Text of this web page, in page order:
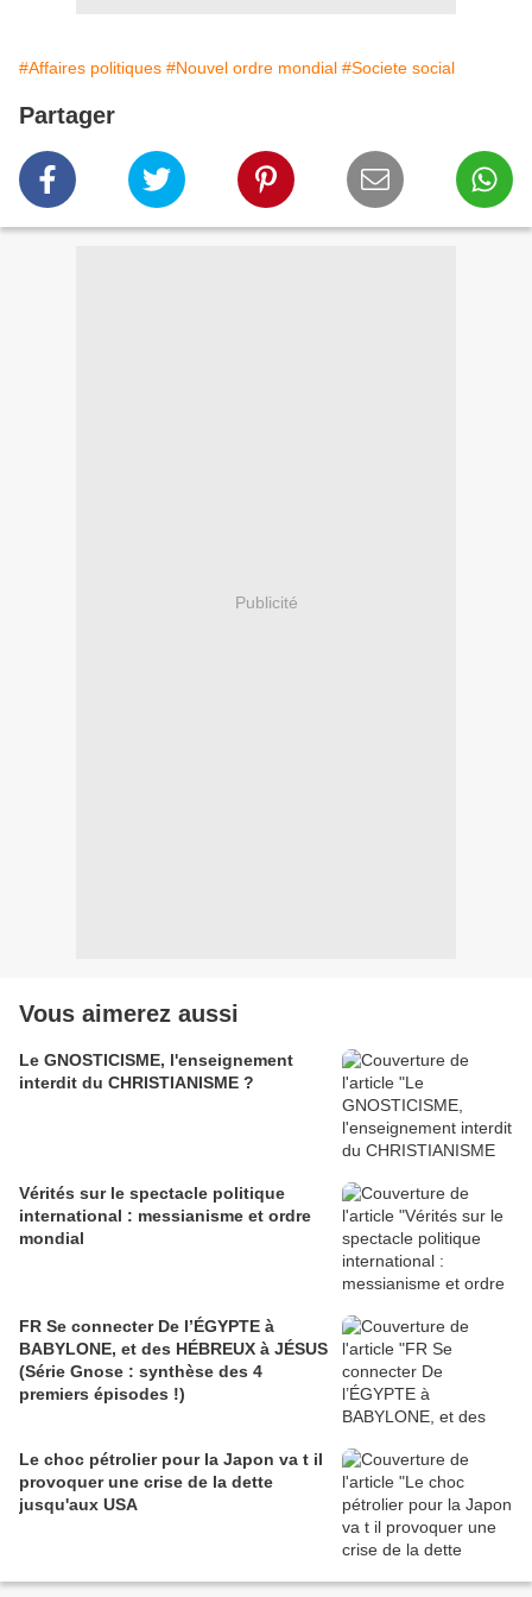
#Affaires politiques #Nouvel ordre mondial #Societe social
Partager
Publicité
Vous aimerez aussi
Le GNOSTICISME, l'enseignement
interdit du CHRISTIANISME ?
Vérités sur le spectacle politique
international : messianisme et ordre
mondial
FR Se connecter De l’ÉGYPTE à
BABYLONE, et des HÉBREUX à JÉSUS
(Série Gnose : synthèse des 4
premiers épisodes !)
Le choc pétrolier pour la Japon va t il
provoquer une crise de la dette
jusqu'aux USA